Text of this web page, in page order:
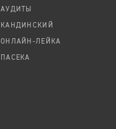
АУДИТЫ
КАНДИНСКИЙ
ОНЛАЙН-ЛЕЙКА
ПАСЕКА